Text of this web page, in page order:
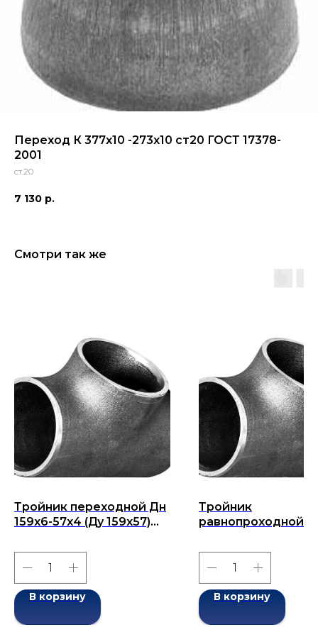
Переход К 377х10 -273х10 ст20 ГОСТ 17378-
2001
ст.20
7 130 р.
Смотри так же
Тройник переходной Дн
159х6-57х4 (Ду 159х57)
2001
В корзину
Тройник
равнопроходной
бесшовный ГОСТ
2001
В корзину